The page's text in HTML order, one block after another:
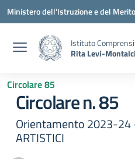
Vai ai contenuti
Vai al menu di navigazione
Vai al footer
Ministero dell'Istruzione e del Merito
Istituto
Rita Levi-
Circolare 85
Circolare n. 85
Orientamento 2023-24
ARTISTICI